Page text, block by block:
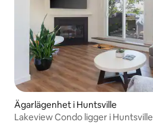
Ägarlägenhet i Huntsville
Lakeview Condo ligger i